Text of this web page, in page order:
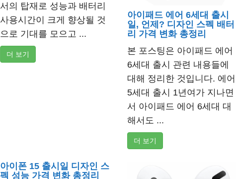
서의 탑재로 성능과 배터리
사용시간이 크게 향상될 것
으로 기대를 모으고 ...
더 보기
아이패드 에어 6세대 출시
일, 언제? 디자인 스펙 배터
리 가격 변화 총정리
본 포스팅은 아이패드 에어
6세대 출시 관련 내용들에
대해 정리한 것입니다. 에어
5세대 출시 1년여가 지나면
서 아이패드 에어 6세대 대
해서도 ...
더 보기
아이폰 15 출시일 디자인 스
펙 성능 가격 변화 총정리